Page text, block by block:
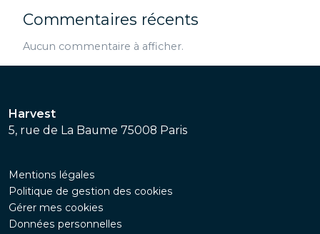
Commentaires récents
Aucun commentaire à afficher.
Harvest
5, rue de La Baume 75008 Paris
Mentions légales
Politique de gestion des cookies
Gérer mes cookies
Données personnelles